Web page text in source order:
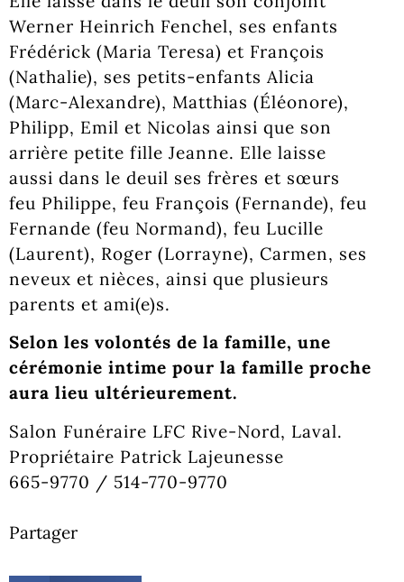
Werner Heinrich Fenchel, ses enfants
Frédérick (Maria Teresa) et François
(Nathalie), ses petits-enfants Alicia
(Marc-Alexandre), Matthias (Éléonore),
Philipp, Emil et Nicolas ainsi que son
arrière petite fille Jeanne. Elle laisse
aussi dans le deuil ses frères et sœurs
feu Philippe, feu François (Fernande), feu
Fernande (feu Normand), feu Lucille
(Laurent), Roger (Lorrayne), Carmen, ses
neveux et nièces, ainsi que plusieurs
parents et ami(e)s.
Selon les volontés de la famille, une
cérémonie intime pour la famille proche
aura lieu ultérieurement.
Salon Funéraire LFC Rive-Nord, Laval.
Propriétaire Patrick Lajeunesse
665-9770 / 514-770-9770
Partager